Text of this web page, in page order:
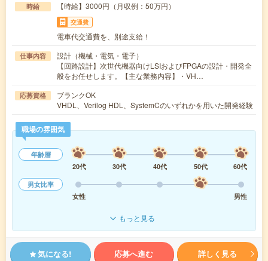
時給 【時給】3000円（月収例：50万円）
交通費
電車代交通費を、別途支給！
仕事内容
設計（機械・電気・電子）
【回路設計】次世代機器向けLSIおよびFPGAの設計・開発全
般をお任せします。【主な業務内容】・VH…
応募資格
ブランクOK
VHDL、Verilog HDL、SystemCのいずれかを用いた開発経験
職場の雰囲気
年齢層
20代
30代 40代 50代
60代
男女比率
女性
男性
もっと見る
気になる! 応募へ進む 詳しく見る